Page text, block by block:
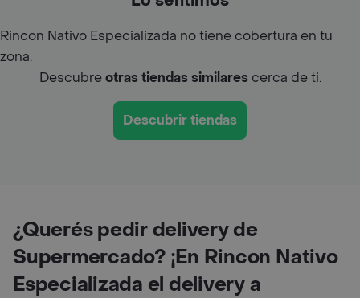
Rincon Nativo Especializada no tiene cobertura en tu
zona.
Descubreotras tiendas similarescerca de ti.
Descubrir tiendas
¿Querés pedir delivery de
Supermercado? ¡En Rincon Nativo
Especializada el delivery a